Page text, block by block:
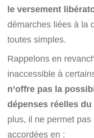
le versement
démarches liées à la
toutes simples.
Rappelons en
inaccessible à
n’offre pas la
dépenses réelles
plus, il ne permet
accordées en :